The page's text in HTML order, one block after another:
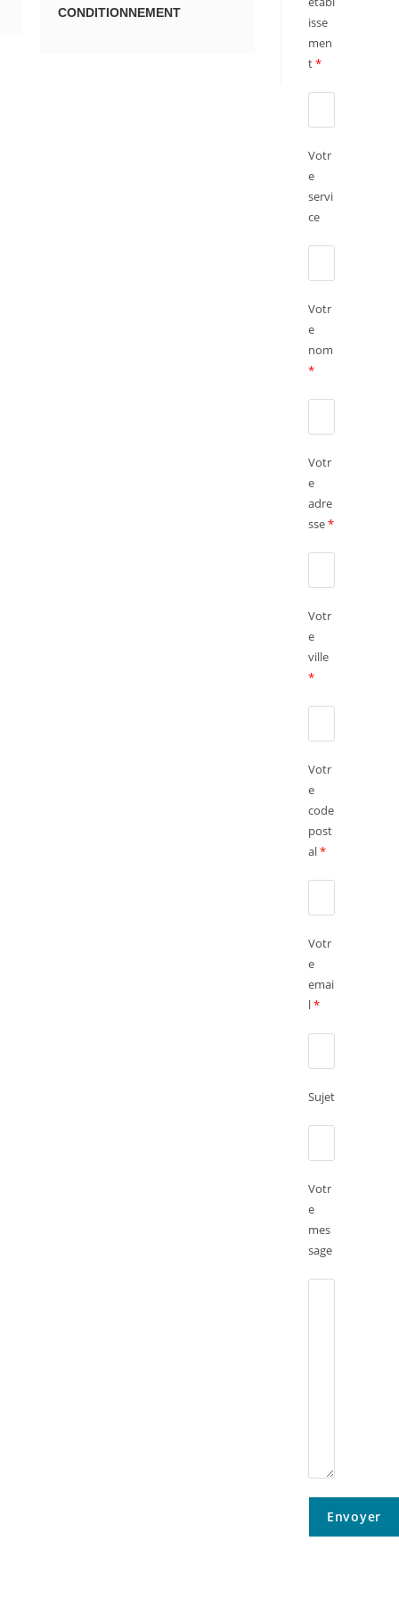
CONDITIONNEMENT
isse
men
t*
Votr
e
servi
ce
Votr
e
nom
*
Votr
e
adre
sse*
Votr
e
ville
*
Votr
e
code
post
al*
Votr
e
emai
l*
Sujet
Votr
e
mes
sage